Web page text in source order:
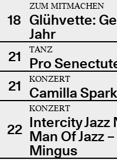
18
ZUM MITMACHEN
Glühvette:
Jahr
21
TANZ
Pro
21
KONZERT
Camilla
22
KONZERT
Intercity Jazz
Man Of Jazz
Mingus